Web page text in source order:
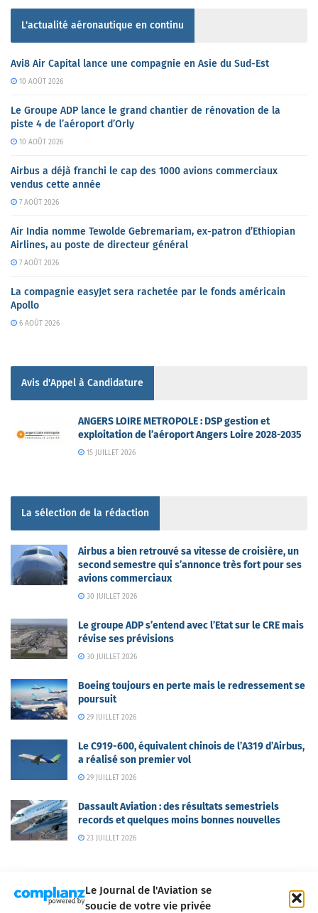
Le Journal de l'Aviation se
soucie de votre vie privée
L'actualité aéronautique en continu
Avi8 Air Capital lance une compagnie en Asie du Sud-Est
10 AOÛT 2026
Le Groupe ADP lance le grand chantier de rénovation de la
piste 4 de l’aéroport d’Orly
10 AOÛT 2026
Airbus a déjà franchi le cap des 1000 avions commerciaux
vendus cette année
7 AOÛT 2026
Air India nomme Tewolde Gebremariam, ex-patron d’Ethiopian
Airlines, au poste de directeur général
7 AOÛT 2026
La compagnie easyJet sera rachetée par le fonds américain
Apollo
6 AOÛT 2026
Avis d'Appel à Candidature
ANGERS LOIRE METROPOLE : DSP gestion et
exploitation de l’aéroport Angers Loire 2028-2035
15 JUILLET 2026
La sélection de la rédaction
Airbus a bien retrouvé sa vitesse de croisière, un
second semestre qui s’annonce très fort pour ses
avions commerciaux
30 JUILLET 2026
Le groupe ADP s’entend avec l’Etat sur le CRE mais
révise ses prévisions
30 JUILLET 2026
Boeing toujours en perte mais le redressement se
poursuit
29 JUILLET 2026
Le C919-600, équivalent chinois de l’A319 d’Airbus,
a réalisé son premier vol
29 JUILLET 2026
Dassault Aviation : des résultats semestriels
records et quelques moins bonnes nouvelles
23 JUILLET 2026